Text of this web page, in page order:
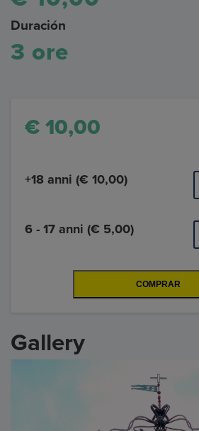
Duración
3 ore
€ 10,00
+18 anni (€ 10,00)
6 - 17 anni (€ 5,00)
Gallery